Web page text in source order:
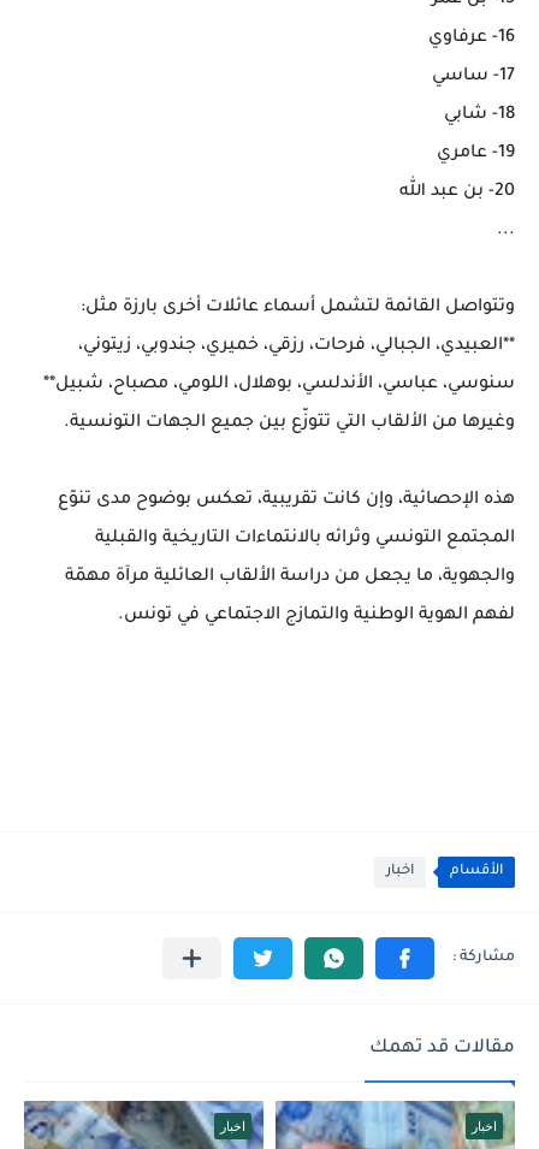
16- عرفاوي
17- ساسي
18- شابي
19- عامري
20- بن عبد الله
...
وتتواصل القائمة لتشمل أسماء عائلات أخرى بارزة مثل:
**العبيدي، الجبالي، فرحات، رزقي، خميري، جندوبي، زيتوني،
سنوسي، عباسي، الأندلسي، بوهلال، اللومي، مصباح، شبيل**
وغيرها من الألقاب التي تتوزّع بين جميع الجهات التونسية.
هذه الإحصائية، وإن كانت تقريبية، تعكس بوضوح مدى تنوّع
المجتمع التونسي وثرائه بالانتماءات التاريخية والقبلية
والجهوية، ما يجعل من دراسة الألقاب العائلية مرآة مهمّة
لفهم الهوية الوطنية والتمازج الاجتماعي في تونس.
الأقسام اخبار
مقالات قد تهمك
اخبار اخبار